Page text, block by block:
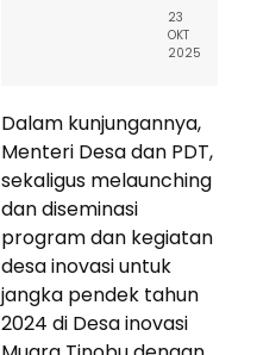
23
OKT
2025
Dalam kunjungannya,
Menteri Desa dan PDT,
sekaligus melaunching
dan diseminasi
program dan kegiatan
desa inovasi untuk
jangka pendek tahun
2024 di Desa inovasi